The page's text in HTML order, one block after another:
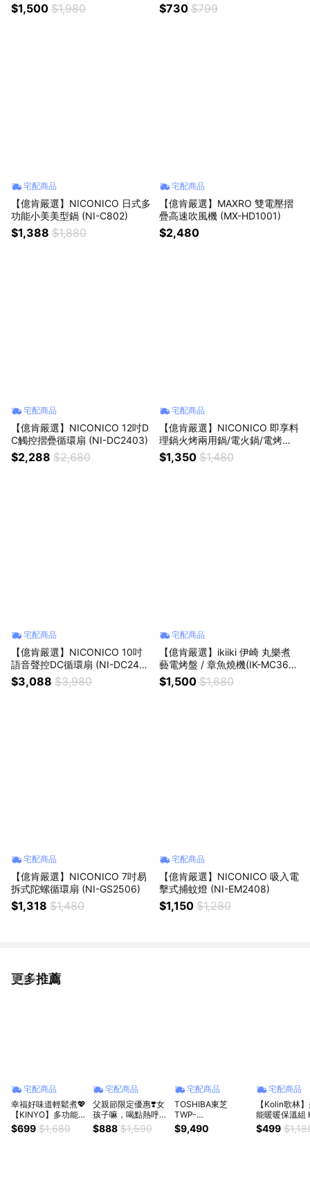
$1,500 $1,980 $730 $799
宅配商品
【億肯嚴選】NICONICO 日式多
功能小美美型鍋 (NI-C802)
$1,388 $1,880
宅配商品
【億肯嚴選】MAXRO 雙電壓摺
疊高速吹風機 (MX-HD1001)
$2,480
宅配商品
【億肯嚴選】NICONICO 12吋D
C觸控摺疊循環扇 (NI-DC2403)
$2,288 $2,680
宅配商品
【億肯嚴選】NICONICO 即享料
理鍋火烤兩用鍋/電火鍋/電烤盤
（NI-FR2520）
$1,350 $1,480
宅配商品
【億肯嚴選】NICONICO 10吋
語音聲控DC循環扇 (NI-DC241
0)
$3,088 $3,980
宅配商品
【億肯嚴選】ikiiki 伊崎 丸樂煮
藝電烤盤 / 章魚燒機(IK-MC360
1 / IK-MC3602)
$1,500 $1,680
宅配商品
【億肯嚴選】NICONICO 7吋易
拆式陀螺循環扇 (NI-GS2506)
$1,318 $1,480
宅配商品
【億肯嚴選】NICONICO 吸入電
擊式捕蚊燈 (NI-EM2408)
$1,150 $1,280
更多推薦
看更多
宅配商品
幸福好味道輕鬆煮💖
【KINYO】多功能陶
瓷美食鍋1.8L (FP-
0772) 快煮鍋 料理
$699 $1,680
宅配商品
父親節限定優惠❣️女
孩子嘛，喝點熱呼呼
的對身體比較好💝
【Jedi】Disney迪
$888 $1,590
宅配商品
TOSHIBA東芝
TWP-
TSR76TTW(W) RO
濾淨UVC紫外線殺
$9,490
宅配商品
【Kolin歌林
能暖暖保溫組
HC02
$499